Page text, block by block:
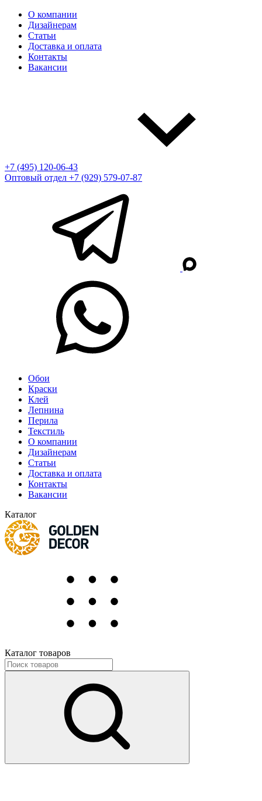
О компании
Дизайнерам
Статьи
Доставка и оплата
Контакты
Вакансии
+7 (495) 120-06-43
Оптовый отдел +7 (929) 579-07-87
Обои
Краски
Клей
Лепнина
Перила
Текстиль
О компании
Дизайнерам
Статьи
Доставка и оплата
Контакты
Вакансии
Каталог
Каталог товаров